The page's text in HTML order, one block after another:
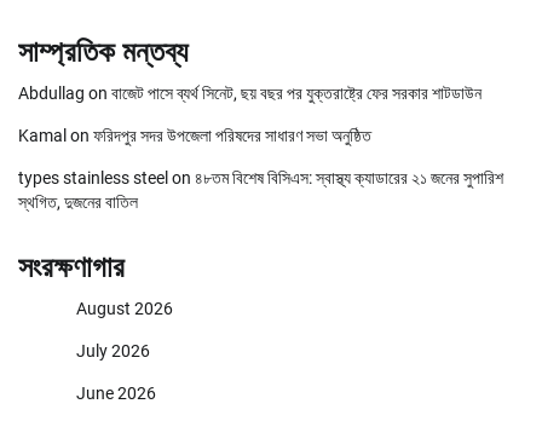
সাম্প্রতিক মন্তব্য
Abdullag on বাজেট পাসে ব্যর্থ সিনেট, ছয় বছর পর যুক্তরাষ্ট্রে ফের সরকার শাটডাউন
Kamal on ফরিদপুর সদর উপজেলা পরিষদের সাধারণ সভা অনুষ্ঠিত
types stainless steel on ৪৮তম বিশেষ বিসিএস: স্বাস্থ্য ক্যাডারের ২১ জনের সুপারিশ
স্থগিত, দুজনের বাতিল
সংরক্ষণাগার
August 2026
July 2026
June 2026